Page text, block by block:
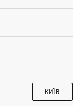
КИЇВ